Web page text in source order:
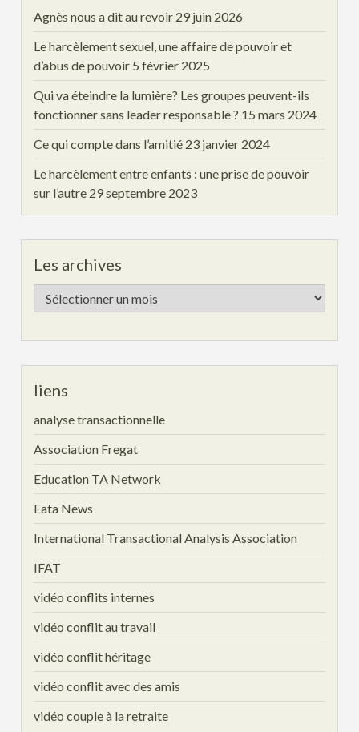
Agnès nous a dit au revoir 29 juin 2026
Le harcèlement sexuel, une affaire de pouvoir et
d’abus de pouvoir 5 février 2025
Qui va éteindre la lumière? Les groupes peuvent-ils
fonctionner sans leader responsable ? 15 mars 2024
Ce qui compte dans l’amitié 23 janvier 2024
Le harcèlement entre enfants : une prise de pouvoir
sur l’autre 29 septembre 2023
Les archives
Les
archives
liens
analyse transactionnelle
Association Fregat
Education TA Network
Eata News
International Transactional Analysis Association
IFAT
vidéo conflits internes
vidéo conflit au travail
vidéo conflit héritage
vidéo conflit avec des amis
vidéo couple à la retraite